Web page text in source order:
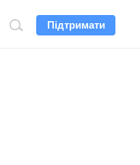
Підтримати
Пошук